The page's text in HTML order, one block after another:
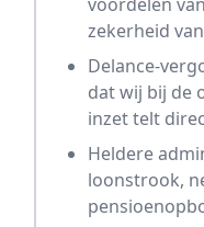
zekerheid
Delance-
dat wij bij de
inzet telt
Heldere
loonstrook,